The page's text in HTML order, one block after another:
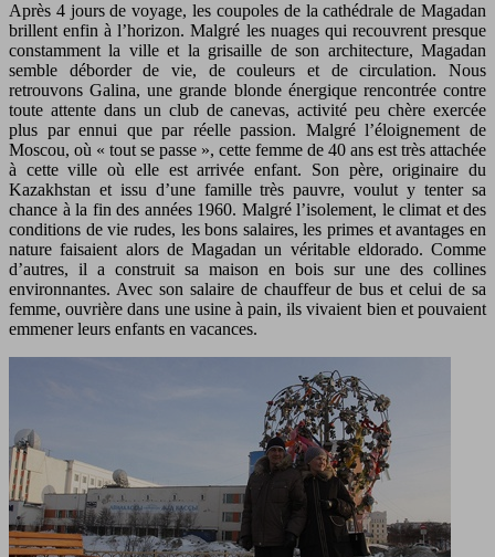
Après 4 jours de voyage, les coupoles de la cathédrale de Magadan
brillent enfin à l’horizon. Malgré les nuages qui recouvrent presque
constamment la ville et la grisaille de son architecture, Magadan
semble déborder de vie, de couleurs et de circulation. Nous
retrouvons Galina, une grande blonde énergique rencontrée contre
toute attente dans un club de canevas, activité peu chère exercée
plus par ennui que par réelle passion. Malgré l’éloignement de
Moscou, où « tout se passe », cette femme de 40 ans est très attachée
à cette ville où elle est arrivée enfant. Son père, originaire du
Kazakhstan et issu d’une famille très pauvre, voulut y tenter sa
chance à la fin des années 1960. Malgré l’isolement, le climat et des
conditions de vie rudes, les bons salaires, les primes et avantages en
nature faisaient alors de Magadan un véritable eldorado. Comme
d’autres, il a construit sa maison en bois sur une des collines
environnantes. Avec son salaire de chauffeur de bus et celui de sa
femme, ouvrière dans une usine à pain, ils vivaient bien et pouvaient
emmener leurs enfants en vacances.